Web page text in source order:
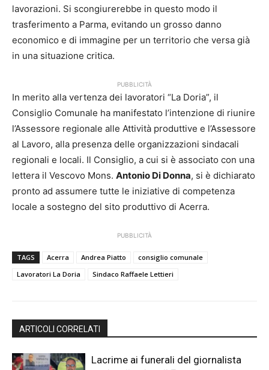
lavorazioni. Si scongiurerebbe in questo modo il
trasferimento a Parma, evitando un grosso danno
economico e di immagine per un territorio che versa già
in una situazione critica.
PUBBLICITÀ
In merito alla vertenza dei lavoratori “La Doria”, il
Consiglio Comunale ha manifestato l’intenzione di riunire
l’Assessore regionale alle Attività produttive e l’Assessore
al Lavoro, alla presenza delle organizzazioni sindacali
regionali e locali. Il Consiglio, a cui si è associato con una
lettera il Vescovo Mons. Antonio Di Donna, si è dichiarato
pronto ad assumere tutte le iniziative di competenza
locale a sostegno del sito produttivo di Acerra.
PUBBLICITÀ
TAGS Acerra Andrea Piatto
consiglio comunale
Lavoratori La Doria
Sindaco Raffaele Lettieri
ARTICOLI CORRELATI
Lacrime ai funerali del giornalista